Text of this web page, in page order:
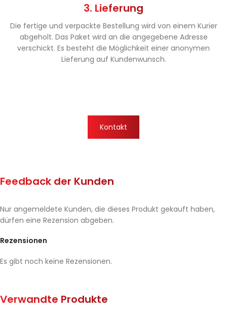
3. Lieferung
Die fertige und verpackte Bestellung wird von einem Kurier
abgeholt. Das Paket wird an die angegebene Adresse
verschickt. Es besteht die Möglichkeit einer anonymen
Lieferung auf Kundenwunsch.
Kontakt
Feedback der Kunden
Rezensionen
Es gibt noch keine Rezensionen.
Nur angemeldete Kunden, die dieses Produkt gekauft haben,
dürfen eine Rezension abgeben.
Verwandte Produkte